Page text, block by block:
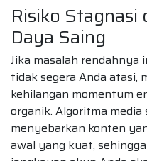
Risiko Stagnasi
Daya Saing
Jika masalah rendahnya
tidak segera Anda atasi,
kehilangan momentum
organik. Algoritma
menyebarkan konten
awal yang kuat,